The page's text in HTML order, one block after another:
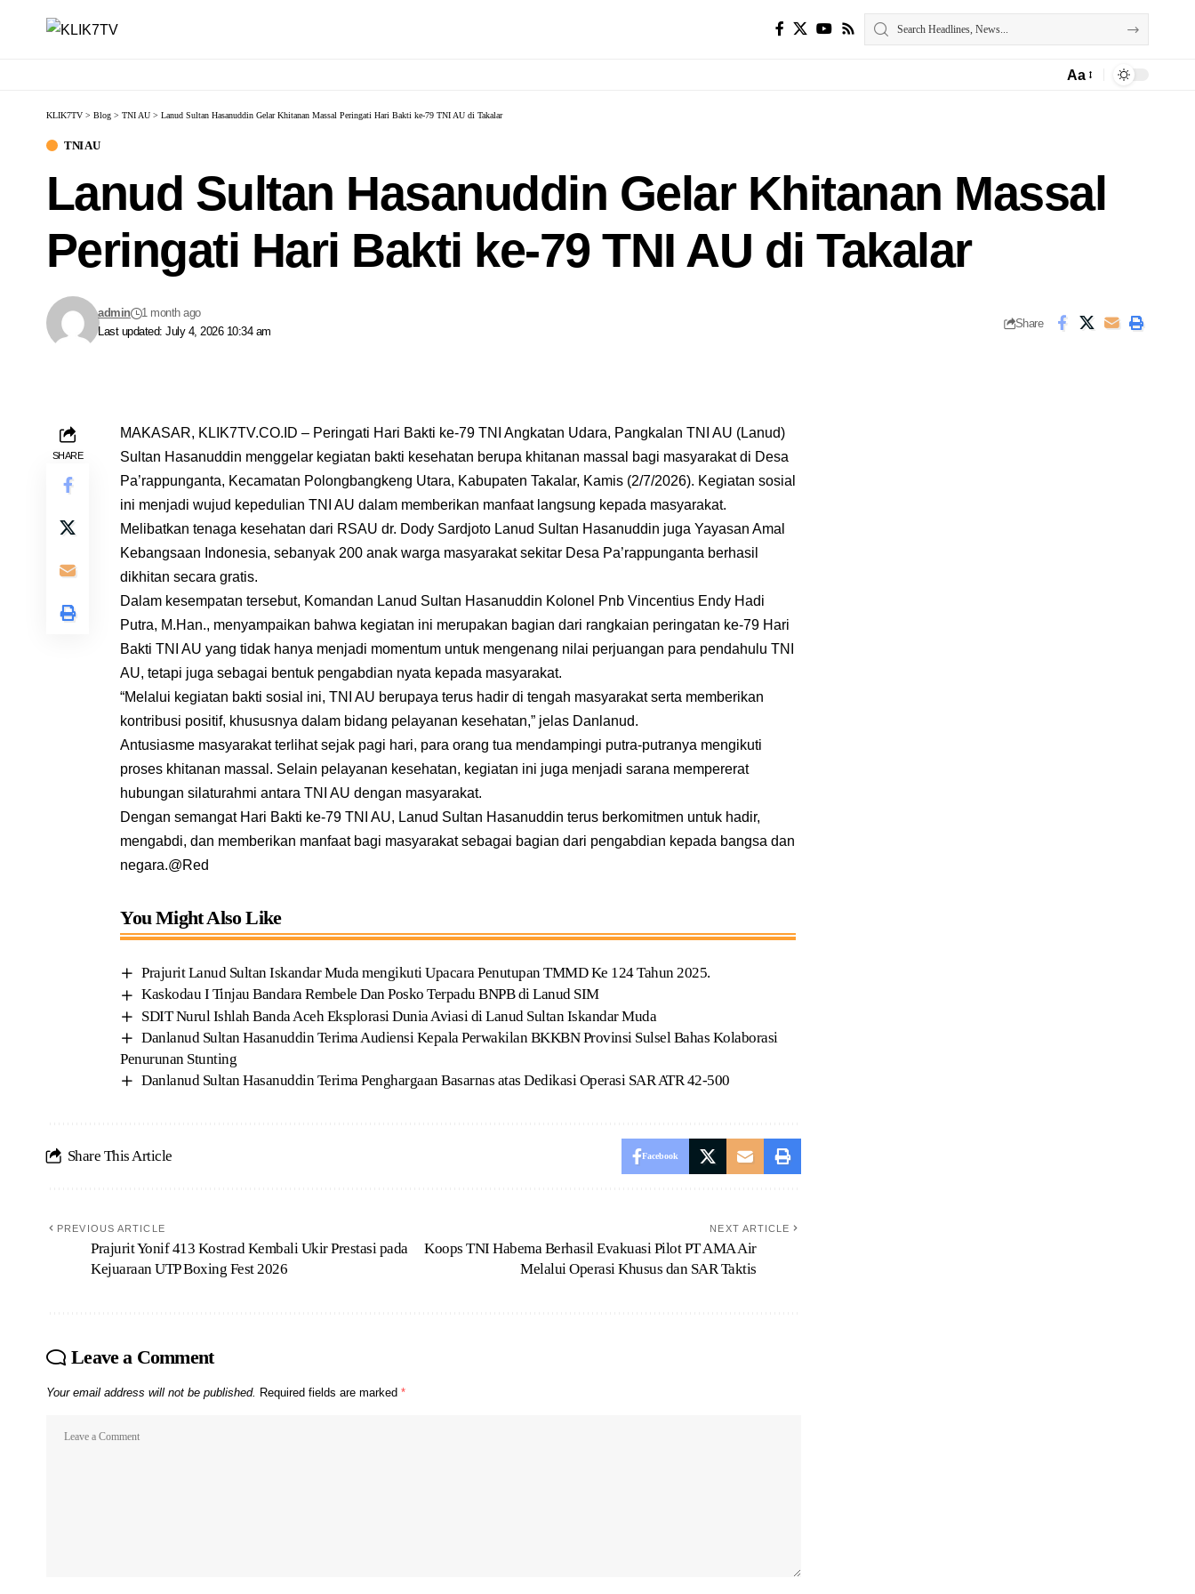
Aa
KLIK7TV > Blog > TNI AU > Lanud Sultan Hasanuddin Gelar Khitanan Massal Peringati Hari Bakti ke-79 TNI AU di Takalar
TNI AU
Lanud Sultan Hasanuddin Gelar Khitanan Massal
Peringati Hari Bakti ke-79 TNI AU di Takalar
Last updated: July 4, 2026 10:34 am
admin 1 month ago
Share
SHARE
MAKASAR, KLIK7TV.CO.ID – Peringati Hari Bakti ke-79 TNI Angkatan Udara, Pangkalan TNI AU (Lanud)
Sultan Hasanuddin menggelar kegiatan bakti kesehatan berupa khitanan massal bagi masyarakat di Desa
Pa’rappunganta, Kecamatan Polongbangkeng Utara, Kabupaten Takalar, Kamis (2/7/2026). Kegiatan sosial
ini menjadi wujud kepedulian TNI AU dalam memberikan manfaat langsung kepada masyarakat.
Melibatkan tenaga kesehatan dari RSAU dr. Dody Sardjoto Lanud Sultan Hasanuddin juga Yayasan Amal
Kebangsaan Indonesia, sebanyak 200 anak warga masyarakat sekitar Desa Pa’rappunganta berhasil
dikhitan secara gratis.
Dalam kesempatan tersebut, Komandan Lanud Sultan Hasanuddin Kolonel Pnb Vincentius Endy Hadi
Putra, M.Han., menyampaikan bahwa kegiatan ini merupakan bagian dari rangkaian peringatan ke-79 Hari
Bakti TNI AU yang tidak hanya menjadi momentum untuk mengenang nilai perjuangan para pendahulu TNI
AU, tetapi juga sebagai bentuk pengabdian nyata kepada masyarakat.
“Melalui kegiatan bakti sosial ini, TNI AU berupaya terus hadir di tengah masyarakat serta memberikan
kontribusi positif, khususnya dalam bidang pelayanan kesehatan,” jelas Danlanud.
Antusiasme masyarakat terlihat sejak pagi hari, para orang tua mendampingi putra-putranya mengikuti
proses khitanan massal. Selain pelayanan kesehatan, kegiatan ini juga menjadi sarana mempererat
hubungan silaturahmi antara TNI AU dengan masyarakat.
Dengan semangat Hari Bakti ke-79 TNI AU, Lanud Sultan Hasanuddin terus berkomitmen untuk hadir,
mengabdi, dan memberikan manfaat bagi masyarakat sebagai bagian dari pengabdian kepada bangsa dan
negara.@Red
You Might Also Like
Prajurit Lanud Sultan Iskandar Muda mengikuti Upacara Penutupan TMMD Ke 124 Tahun 2025.
Kaskodau I Tinjau Bandara Rembele Dan Posko Terpadu BNPB di Lanud SIM
SDIT Nurul Ishlah Banda Aceh Eksplorasi Dunia Aviasi di Lanud Sultan Iskandar Muda
Danlanud Sultan Hasanuddin Terima Audiensi Kepala Perwakilan BKKBN Provinsi Sulsel Bahas Kolaborasi
Penurunan Stunting
Danlanud Sultan Hasanuddin Terima Penghargaan Basarnas atas Dedikasi Operasi SAR ATR 42-500
Share This Article Facebook
PREVIOUS ARTICLE
Prajurit Yonif 413 Kostrad Kembali Ukir Prestasi pada
Kejuaraan UTP Boxing Fest 2026
NEXT ARTICLE
Koops TNI Habema Berhasil Evakuasi Pilot PT AMA Air
Melalui Operasi Khusus dan SAR Taktis
Leave a Comment
Your email address will not be published. Required fields are marked *